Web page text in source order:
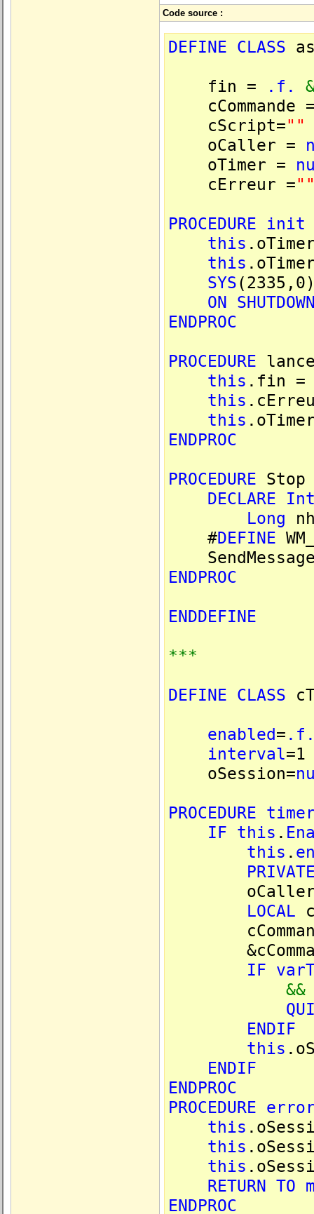
Code source :
DEFINE CLASS
fin =
.f.
cCommande
cScript=""
oCaller =
oTimer =
cErreur =
PROCEDURE
init
this
this
SYS
ON
ENDPROC
PROCEDURE
this .fin
this
this
ENDPROC
PROCEDURE Stop
DECLARE
Long
#DEFINE
ENDPROC
ENDDEFINE
***
DEFINE CLASS
enabled=
interval=1
oSession=
PROCEDURE
IF this .
this .
LOCAL
IF
ENDIF
this
ENDIF
ENDPROC
PROCEDURE
this
this
this
RETURN TO
ENDPROC